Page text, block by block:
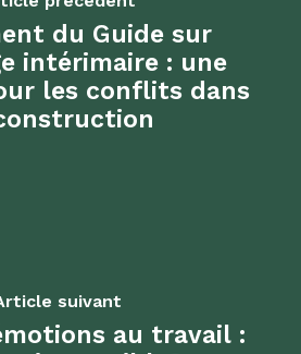
du Guide sur
intérimaire : une
les conflits dans
suivant
au travail :